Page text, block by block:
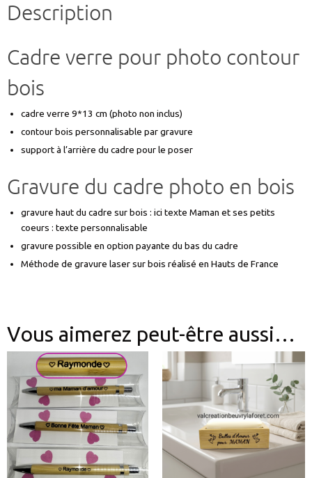
Coeurs
CADREBOIS1
Description
Cadre verre pour photo contour
bois
cadre verre 9*13 cm (photo non inclus)
contour bois personnalisable par gravure
support à l’arrière du cadre pour le poser
Gravure du cadre photo en bois
gravure haut du cadre sur bois : ici texte Maman et ses petits
coeurs : texte personnalisable
gravure possible en option payante du bas du cadre
Méthode de gravure laser sur bois réalisé en Hauts de France
Vous aimerez peut-être aussi…